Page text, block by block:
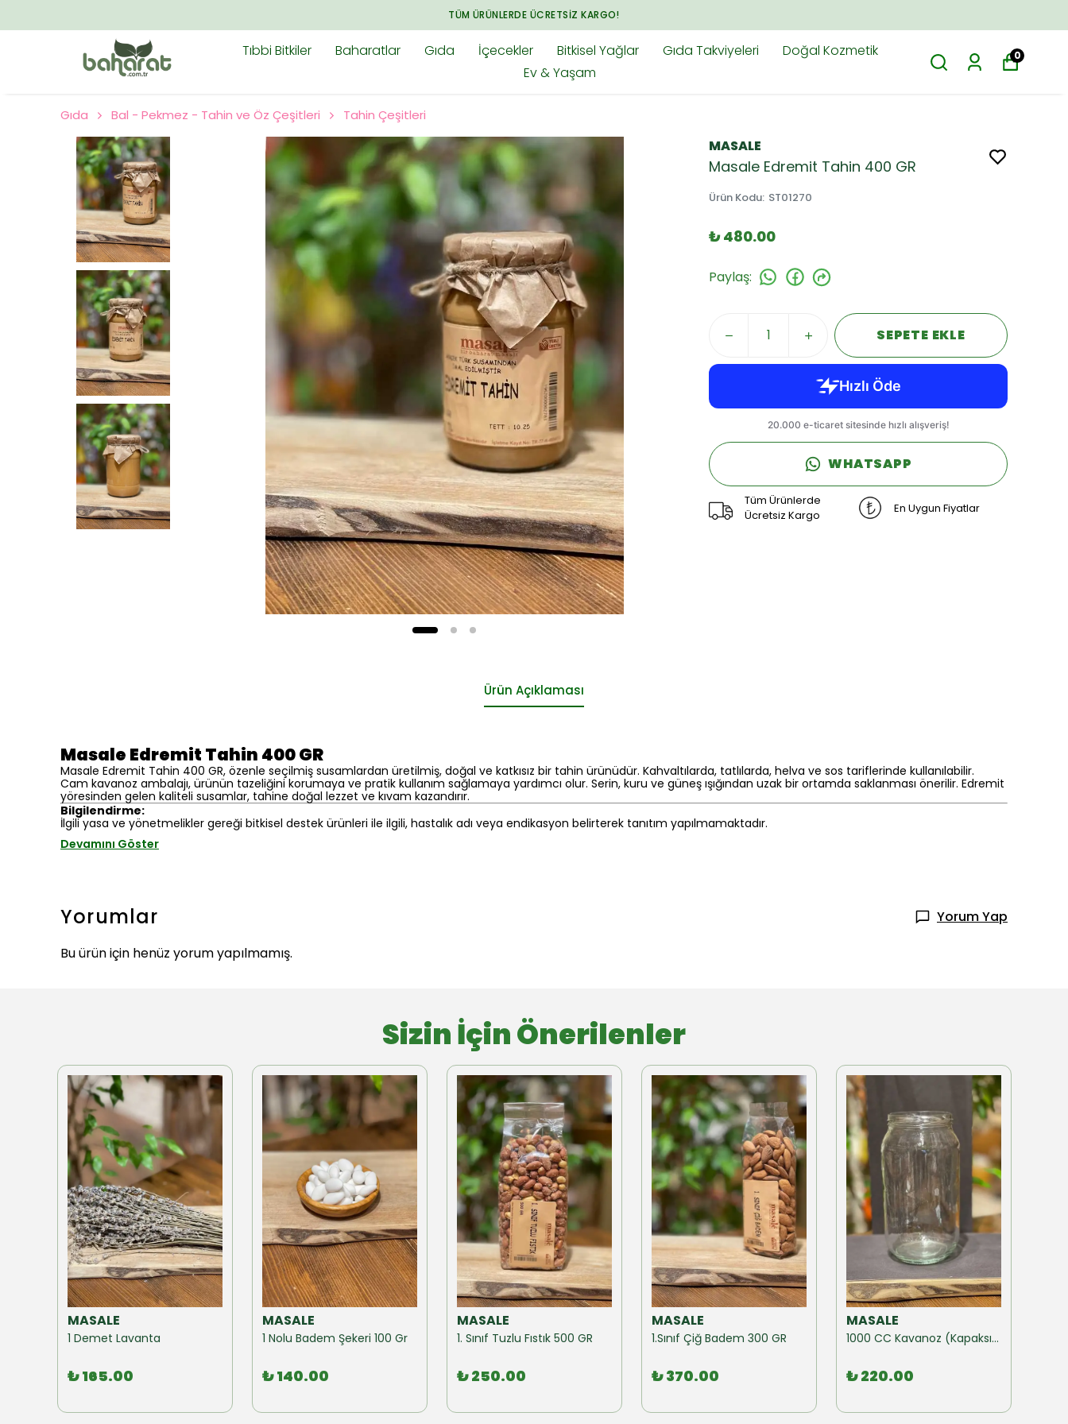
TÜM ÜRÜNLERDE ÜCRETSIZ KARGO!
Tıbbi Bitkiler Baharatlar Gıda İçecekler Bitkisel Yağlar Gıda Takviyeleri
Doğal Kozmetik
Ev & Yaşam
0
Gıda Bal - Pekmez - Tahin ve Öz Çeşitleri Tahin Çeşitleri
MASALE
Masale Edremit Tahin 400 GR
Ürün Kodu: ST01270
₺ 480.00
Paylaş:
SEPETE EKLE
WHATSAPP
Tüm Ürünlerde
Ücretsiz Kargo
En Uygun Fiyatlar
Ürün Açıklaması
Masale Edremit Tahin 400 GR
Masale Edremit Tahin 400 GR, özenle seçilmiş susamlardan üretilmiş, doğal ve katkısız bir tahin ürünüdür. Kahvaltılarda, tatlılarda, helva ve sos tariflerinde kullanılabilir.
Cam kavanoz ambalajı, ürünün tazeliğini korumaya ve pratik kullanım sağlamaya yardımcı olur. Serin, kuru ve güneş ışığından uzak bir ortamda saklanması önerilir. Edremit
yöresinden gelen kaliteli susamlar, tahine doğal lezzet ve kıvam kazandırır.
Bilgilendirme:
İlgili yasa ve yönetmelikler gereği bitkisel destek ürünleri ile ilgili, hastalık adı veya endikasyon belirterek tanıtım yapılmamaktadır.
Devamını Göster
Yorumlar
Yorum Yap
Bu ürün için henüz yorum yapılmamış.
Sizin İçin Önerilenler
MASALE
1 Demet Lavanta
₺ 165.00
MASALE
1 Nolu Badem Şekeri 100 Gr
₺ 140.00
MASALE
1. Sınıf Tuzlu Fıstık 500 GR
₺ 250.00
MASALE
1.Sınıf Çiğ Badem 300 GR
₺ 370.00
MASALE
1000 CC Kavanoz (Kapaksız) 10 Adet
₺ 220.00